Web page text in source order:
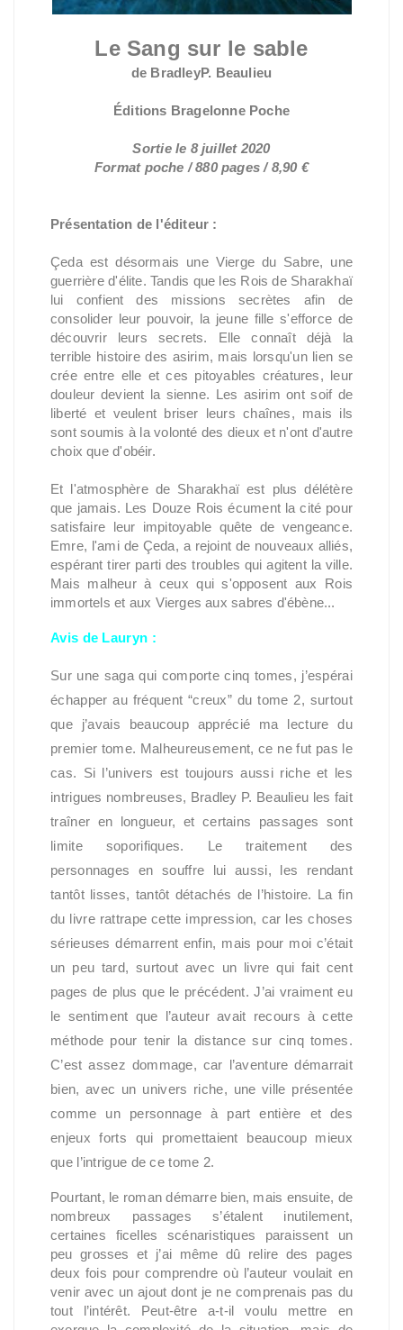
Le Sang sur le sable
de BradleyP. Beaulieu
Éditions Bragelonne Poche
Sortie le 8 juillet 2020
Format poche / 880 pages / 8,90 €
Présentation de l'éditeur :
Çeda est désormais une Vierge du Sabre, une
guerrière d'élite. Tandis que les Rois de Sharakhaï
lui confient des missions secrètes afin de
consolider leur pouvoir, la jeune fille s'efforce de
découvrir leurs secrets. Elle connaît déjà la
terrible histoire des asirim, mais lorsqu'un lien se
crée entre elle et ces pitoyables créatures, leur
douleur devient la sienne. Les asirim ont soif de
liberté et veulent briser leurs chaînes, mais ils
sont soumis à la volonté des dieux et n'ont d'autre
choix que d'obéir.
Et l'atmosphère de Sharakhaï est plus délétère
que jamais. Les Douze Rois écument la cité pour
satisfaire leur impitoyable quête de vengeance.
Emre, l'ami de Çeda, a rejoint de nouveaux alliés,
espérant tirer parti des troubles qui agitent la ville.
Mais malheur à ceux qui s'opposent aux Rois
immortels et aux Vierges aux sabres d'ébène...
Avis de Lauryn :
Sur une saga qui comporte cinq tomes, j’espérai
échapper au fréquent “creux” du tome 2, surtout
que j’avais beaucoup apprécié ma lecture du
premier tome. Malheureusement, ce ne fut pas le
cas. Si l’univers est toujours aussi riche et les
intrigues nombreuses, Bradley P. Beaulieu les fait
traîner en longueur, et certains passages sont
limite soporifiques. Le traitement des
personnages en souffre lui aussi, les rendant
tantôt lisses, tantôt détachés de l’histoire. La fin
du livre rattrape cette impression, car les choses
sérieuses démarrent enfin, mais pour moi c’était
un peu tard, surtout avec un livre qui fait cent
pages de plus que le précédent. J’ai vraiment eu
le sentiment que l’auteur avait recours à cette
méthode pour tenir la distance sur cinq tomes.
C’est assez dommage, car l’aventure démarrait
bien, avec un univers riche, une ville présentée
comme un personnage à part entière et des
enjeux forts qui promettaient beaucoup mieux
que l’intrigue de ce tome 2.
Pourtant, le roman démarre bien, mais ensuite, de
nombreux passages s’étalent inutilement,
certaines ficelles scénaristiques paraissent un
peu grosses et j’ai même dû relire des pages
deux fois pour comprendre où l’auteur voulait en
venir avec un ajout dont je ne comprenais pas du
tout l’intérêt. Peut-être a-t-il voulu mettre en